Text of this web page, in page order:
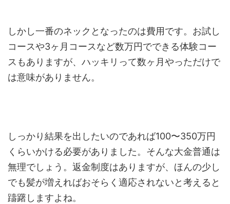
しかし一番のネックとなったのは費用です。お試し
コースや3ヶ月コースなど数万円でできる体験コー
スもありますが、ハッキリって数ヶ月やっただけで
は意味がありません。
しっかり結果を出したいのであれば100〜350万円
くらいかける必要がありました。そんな大金普通は
無理でしょう。返金制度はありますが、ほんの少し
でも髪が増えればおそらく適応されないと考えると
躊躇しますよね。